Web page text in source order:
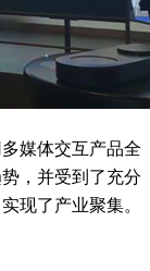
媒体交互产品全
，并受到了充分
现了产业聚集。